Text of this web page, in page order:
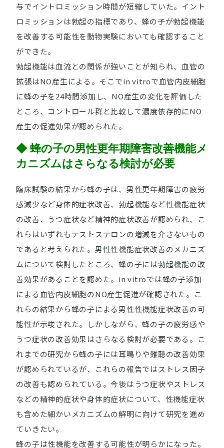
与でイントロミッション時間が短縮していた。イント
ロミッションは勃起の指標であり、蜂の子が勃起機能
を改善する可能性を動物実験においても確認すること
ができた。
勃起機能は血流との関係が強いことが知られ、血管の
拡張はNO産生による。そこでin vitroで血管内皮細胞
に蜂の子を24時間添加し、NO産生の変化を評価した
ところ、コントロール群と比較して濃度依存的にNO
産生の促進効果が認められた。
◆ 蜂の子の男性更年期障害改善機能メ
カニズムはさらなる検討が必要
臨床試験の結果から蜂の子は、男性更年期障害の疲労
感減少など身体的症状改善、勃起機能など性機能症状
の改善、うつ症状など精神的症状改善が認められ、こ
れらはいずれもテストステロンの増減を介さないもの
であると考えられた。男性性機能症状改善のメカニズ
ムについて検討したところ、蜂の子には勃起機能の改
善効果があることを認めた。in vitroでは蜂の子添加
による血管内皮細胞のNO産生促進が確認された。こ
れらの結果から蜂の子による男性性機能症状改善の可
能性が示唆された。しかしながら、蜂の子の疲労感や
うつ症状の改善効果はさらなる検討が必要である。こ
れまでの研究から蜂の子には耳鳴りや難聴の改善効果
が認められているが、これらの報告ではストレス因子
の改善も認められている。今後はうつ症状やストレス
などの精神的症状や身体的症状について、性機能症状
も含めた細かいメカニズムの解明に向けて研究を進め
ていきたい。
蜂の子は性機能を改善する可能性が明らかになった。